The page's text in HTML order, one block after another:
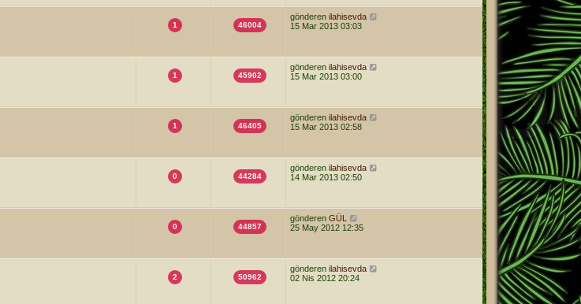
1 46004
gönderen ilahisevda
15 Mar 2013 03:03
1 45902
gönderen ilahisevda
15 Mar 2013 03:00
1 46405
gönderen ilahisevda
15 Mar 2013 02:58
0 44284
gönderen ilahisevda
14 Mar 2013 02:50
0 44857
gönderen GÜL
25 May 2012 12:35
2 50962
gönderen ilahisevda
02 Nis 2012 20:24